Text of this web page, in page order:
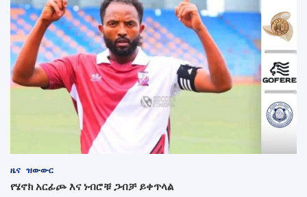
ዜና ዝውውር
የሄኖክ አርፊጮ እና ነብሮቹ ጋብቻ ይቀጥላል